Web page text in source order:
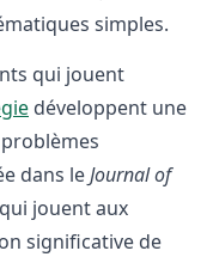
simples.
qui jouent
développent une
dans leJournal of
jouent aux
significative de